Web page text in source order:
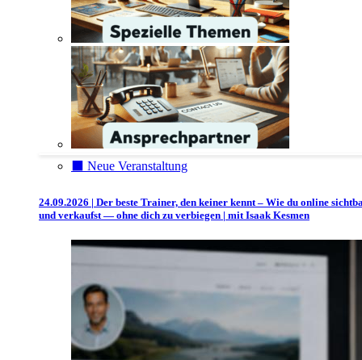
⬛️ Neue Veranstaltung
24.09.2026 | Der beste Trainer, den keiner kennt – Wie du online
und verkaufst — ohne dich zu verbiegen | mit Isaak Kesmen